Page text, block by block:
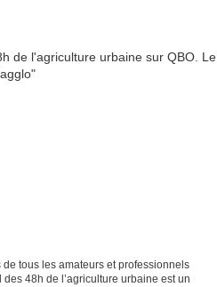
tous les amateurs et professionnels
48h de l’agriculture urbaine est un